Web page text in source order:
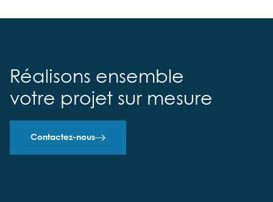
Réalisons ensemble
votre projet sur mesure
Contactez-nous